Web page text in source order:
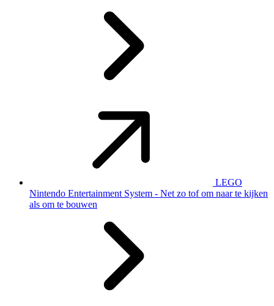
LEGO
Nintendo Entertainment System - Net zo tof om naar te kijken
als om te bouwen